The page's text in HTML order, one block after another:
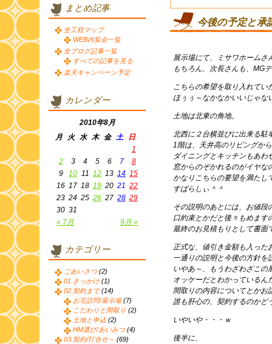
今後の予定と承
展示場にて、ミサワホームさ
もちろん、次長さんも、MG
こちらの希望を取り入れてい
ほぅぅ～なかなかいいじゃな
土地は北東の角地。
北西に２台横並びに出来る駐
1階は、天井高のリビングか
ダイニングとキッチンもあわ
窓からのぞかれるのがイヤな
かなりこちらの要望を満たし
すばらしぃ＾＾
その説明のあとには、お値段
口約束とかだと後々もめます
最終のお見積もりとして書面
正式な、値引き金額も入った
一通りの説明と今後の方針を
いやあ～、もうわざわざこの
オッケーだとわかっているん
間取りの内容についてとかお
誰も肝心の、契約するのかど
いやいや・・・ｗ
後半に、
まとめ記事
全工程マップ
WEB内覧会一覧
全ブログ記事一覧
すべての記事を見る
楽天キャンペーン予定
カレンダー
2010年8月
月
火 水 木 金 土 日
« 7月 9月 »
1
2
3 4 5 6 7
8
9
10 11 12 13 14 15
16 17 18 19 20 21 22
23 24 25 26 27 28 29
30 31
カテゴリー
ごあいさつ (2)
01.きっかけ (1)
02.契約まで(14)
お宅訪問/展示場(7)
こだわりと間取り (2)
土地と申込 (2)
HM選び/あいみつ (4)
03.契約/打合せ～ (69)